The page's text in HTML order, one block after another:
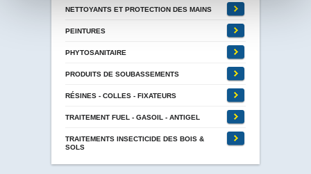
NETTOYANTS ET PROTECTION DES MAINS
PEINTURES
PHYTOSANITAIRE
PRODUITS DE SOUBASSEMENTS
RÉSINES - COLLES - FIXATEURS
TRAITEMENT FUEL - GASOIL - ANTIGEL
TRAITEMENTS INSECTICIDE DES BOIS &
SOLS